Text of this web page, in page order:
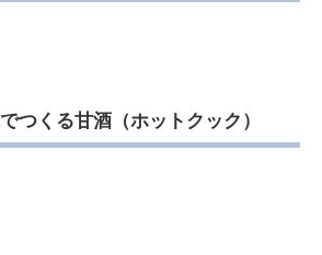
つくる甘酒（ホットクック）